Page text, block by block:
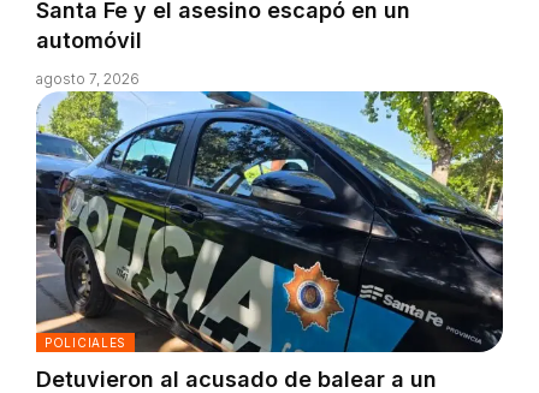
Santa Fe y el asesino escapó en un
automóvil
agosto 7, 2026
POLICIALES
Detuvieron al acusado de balear a un